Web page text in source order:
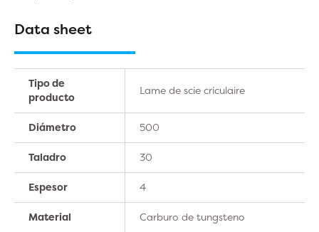
Data sheet
Tipo de
producto
Lame de scie criculaire
Diámetro 500
Taladro 30
Espesor 4
Material Carburo de tungsteno